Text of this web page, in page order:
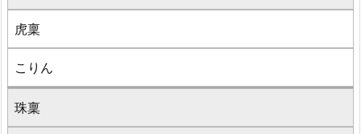
虎稟
こりん
珠稟